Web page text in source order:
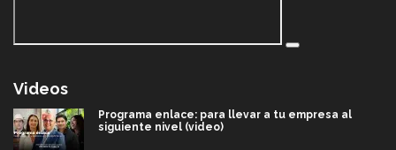
Videos
Programa enlace: para llevar a tu empresa al
siguiente nivel (video)